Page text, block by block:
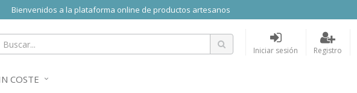
Bienvenidos a la plataforma online de productos artesanos
Iniciar sesión Registro
COSTE